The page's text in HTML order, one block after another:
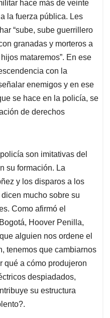
hace más de veinte
la fuerza pública. Les
“sube, sube guerrillero
granadas y morteros a
mataremos”. En ese
con la
enemigos y en ese
se hace en la policía, se
de derechos
son imitativas del
su formación. La
y los disparos a los
mucho sobre su
Como afirmó el
Hoover Penilla,
alguien nos ordene el
tenemos que cambiarnos
qué a cómo produjeron
despiadados,
su estructura